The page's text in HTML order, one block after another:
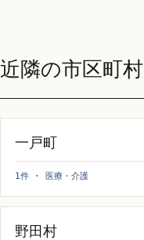
近隣の市区町村
一戸町
1件 · 医療・介護
野田村